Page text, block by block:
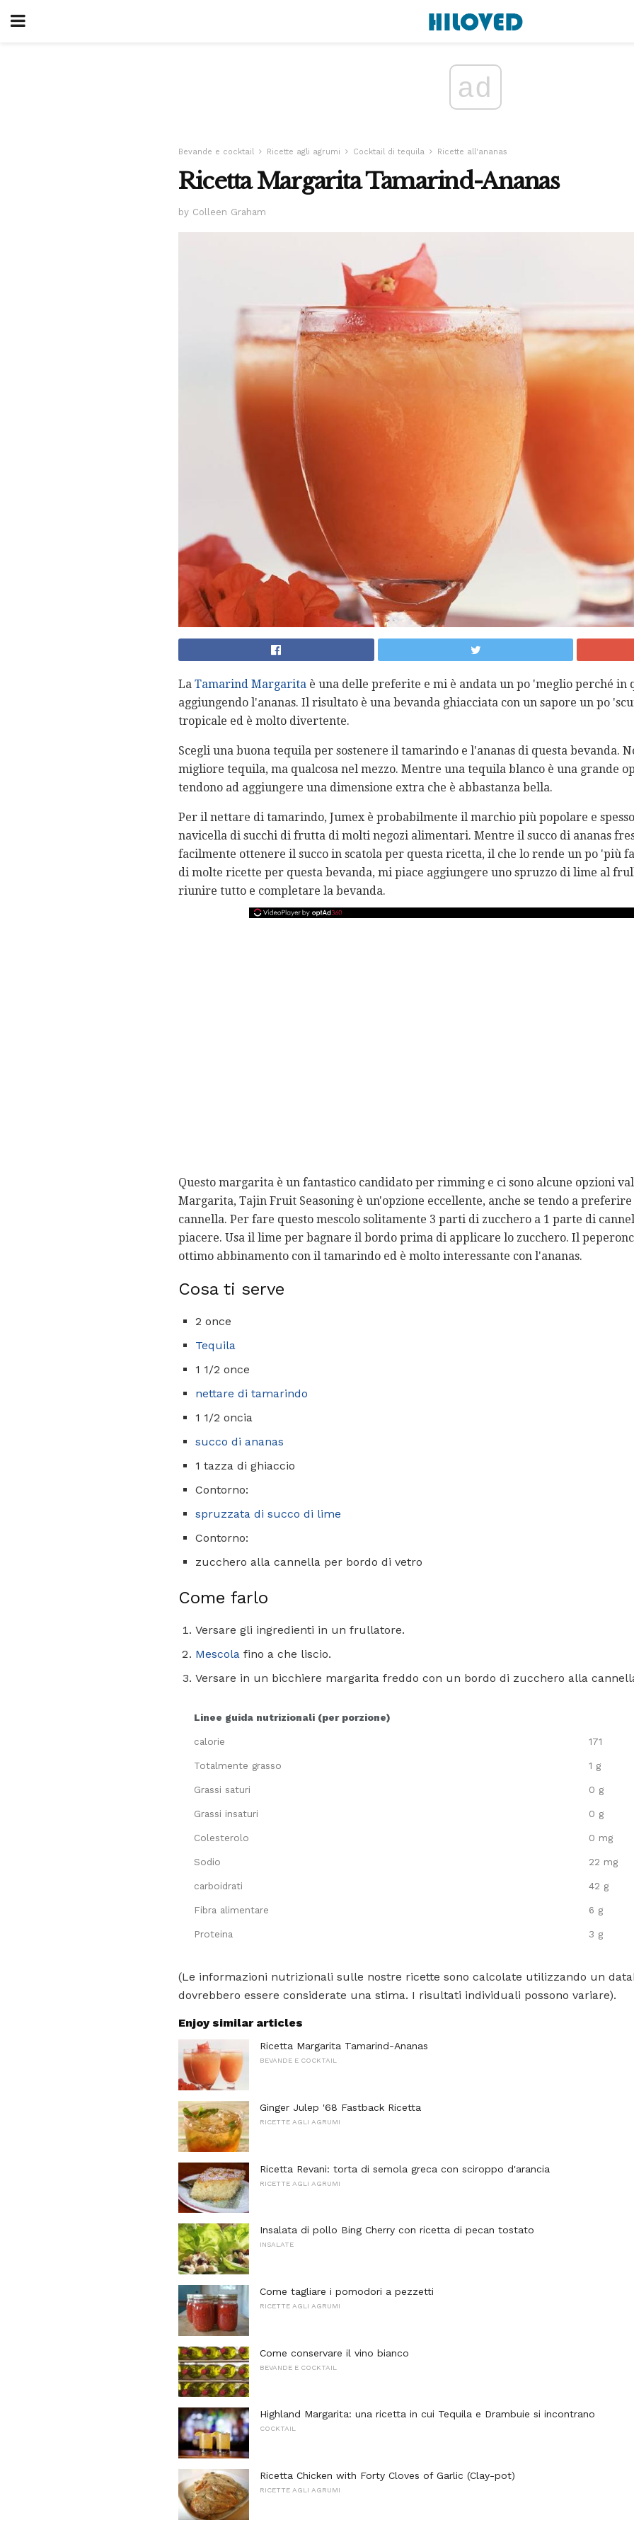
ad
Bevande e cocktail Ricette agli agrumi Cocktail di tequila Ricette all'ananas
Ricetta Margarita Tamarind-Ananas
by Colleen Graham
La Tamarind Margarita è una delle preferite e mi è andata un po 'meglio perché in
aggiungendo l'ananas. Il risultato è una bevanda ghiacciata con un sapore un po
tropicale ed è molto divertente.
Scegli una buona tequila per sostenere il tamarindo e l'ananas di questa bevanda.
migliore tequila, ma qualcosa nel mezzo. Mentre una tequila blanco è una grande
tendono ad aggiungere una dimensione extra che è abbastanza bella.
Per il nettare di tamarindo, Jumex è probabilmente il marchio più popolare e
navicella di succhi di frutta di molti negozi alimentari. Mentre il succo di ananas
facilmente ottenere il succo in scatola per questa ricetta, il che lo rende un po 'più
di molte ricette per questa bevanda, mi piace aggiungere uno spruzzo di lime al
riunire tutto e completare la bevanda.
Questo margarita è un fantastico candidato per rimming e ci sono alcune opzioni
Margarita, Tajin Fruit Seasoning è un'opzione eccellente, anche se tendo a
cannella. Per fare questo mescolo solitamente 3 parti di zucchero a 1 parte di
piacere. Usa il lime per bagnare il bordo prima di applicare lo zucchero. Il
ottimo abbinamento con il tamarindo ed è molto interessante con l'ananas.
Cosa ti serve
2 once
Tequila
1 1/2 once
nettare di tamarindo
1 1/2 oncia
succo di ananas
1 tazza di ghiaccio
Contorno:
spruzzata di succo di lime
Contorno:
zucchero alla cannella per bordo di vetro
Come farlo
Versare gli ingredienti in un frullatore.
Mescola fino a che liscio.
Versare in un bicchiere margarita freddo con un bordo di zucchero alla
Linee guida nutrizionali (per porzione)
calorie 171
Totalmente grasso 1 g
Grassi saturi 0 g
Grassi insaturi 0 g
Colesterolo 0 mg
Sodio 22 mg
carboidrati 42 g
Fibra alimentare 6 g
Proteina 3 g
(Le informazioni nutrizionali sulle nostre ricette sono calcolate utilizzando un
dovrebbero essere considerate una stima. I risultati individuali possono variare).
Enjoy similar articles
Ricetta Margarita Tamarind-Ananas
BEVANDE E COCKTAIL
Ginger Julep '68 Fastback Ricetta
RICETTE AGLI AGRUMI
Ricetta Revani: torta di semola greca con sciroppo d'arancia
RICETTE AGLI AGRUMI
Insalata di pollo Bing Cherry con ricetta di pecan tostato
INSALATE
Come tagliare i pomodori a pezzetti
RICETTE AGLI AGRUMI
Come conservare il vino bianco
BEVANDE E COCKTAIL
Highland Margarita: una ricetta in cui Tequila e Drambuie si incontrano
COCKTAIL
Ricetta Chicken with Forty Cloves of Garlic (Clay-pot)
RICETTE AGLI AGRUMI